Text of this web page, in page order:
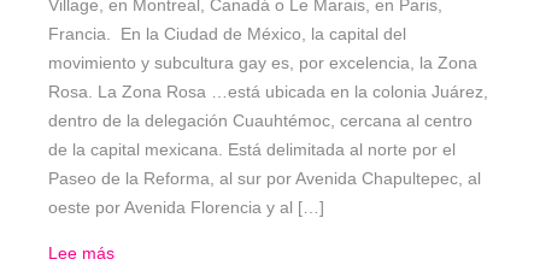
Village, en Montreal, Canadá o Le Marais, en Paris,
Francia. En la Ciudad de México, la capital del
movimiento y subcultura gay es, por excelencia, la Zona
Rosa. La Zona Rosa …está ubicada en la colonia Juárez,
dentro de la delegación Cuauhtémoc, cercana al centro
de la capital mexicana. Está delimitada al norte por el
Paseo de la Reforma, al sur por Avenida Chapultepec, al
oeste por Avenida Florencia y al […]
Lee más